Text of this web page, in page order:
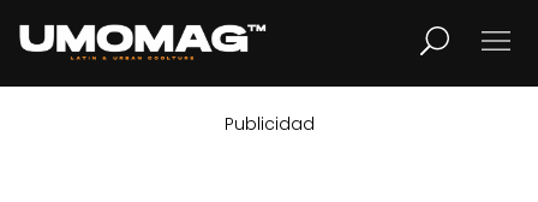
LIFESTYLE
Publicidad